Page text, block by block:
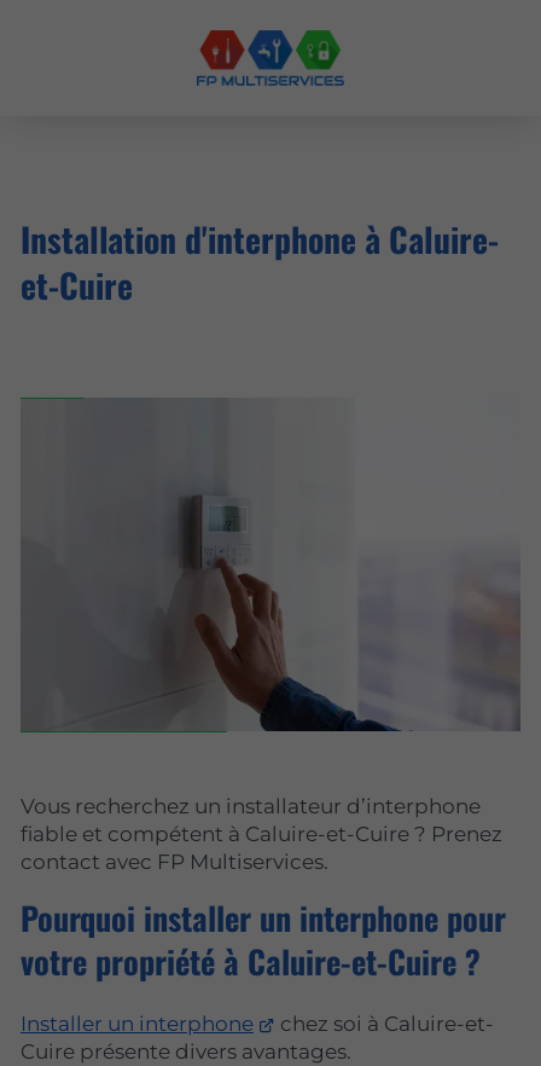
Installation d'interphone à Caluire-
et-Cuire
Vous recherchez un installateur d’interphone
fiable et compétent à Caluire-et-Cuire ? Prenez
contact avec FP Multiservices.
Pourquoi installer un interphone pour
votre propriété à Caluire-et-Cuire ?
Installer un interphone
chez soi à Caluire-et-
Cuire présente divers avantages.